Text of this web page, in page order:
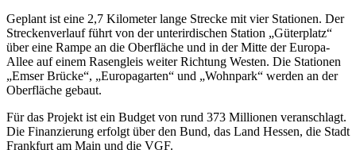
Geplant ist eine 2,7 Kilometer lange Strecke mit vier Stationen. Der
Streckenverlauf führt von der unterirdischen Station „Güterplatz“
über eine Rampe an die Oberfläche und in der Mitte der Europa-
Allee auf einem Rasengleis weiter Richtung Westen. Die Stationen
„Emser Brücke“, „Europagarten“ und „Wohnpark“ werden an der
Oberfläche gebaut.
Für das Projekt ist ein Budget von rund 373 Millionen veranschlagt.
Die Finanzierung erfolgt über den Bund, das Land Hessen, die Stadt
Frankfurt am Main und die VGF.